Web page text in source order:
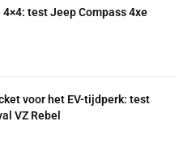
4×4: test Jeep Compass 4xe
voor het EV-tijdperk: test
VZ Rebel